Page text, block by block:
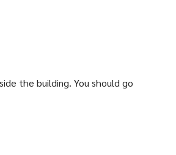
the building. You should go